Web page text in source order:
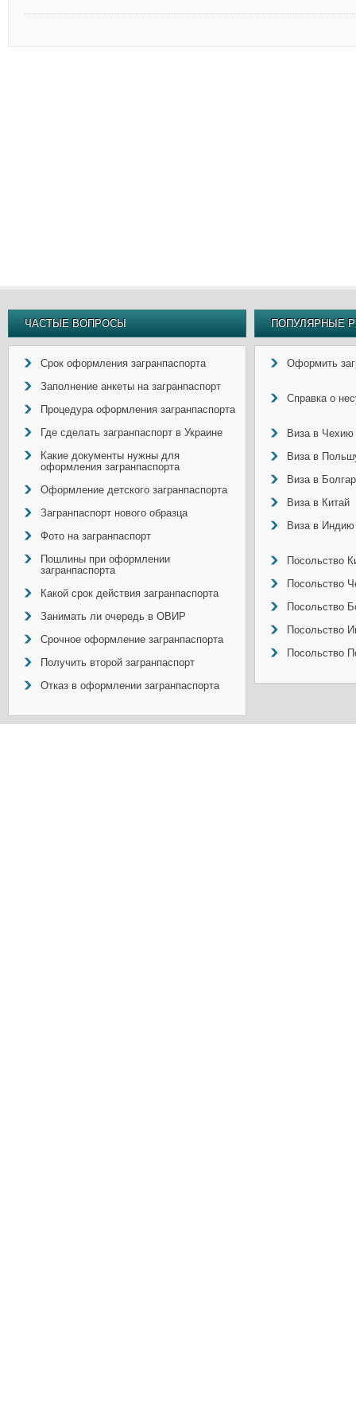
ЧАСТЫЕ ВОПРОСЫ
Срок оформления загранпаспорта
Заполнение анкеты на загранпаспорт
Процедура оформления загранпаспорта
Где сделать загранпаспорт в Украине
Какие документы нужны для
оформления загранпаспорта
Оформление детского загранпаспорта
Загранпаспорт нового образца
Фото на загранпаспорт
Пошлины при оформлении
загранпаспорта
Какой срок действия загранпаспорта
Занимать ли очередь в ОВИР
Срочное оформление загранпаспорта
Получить второй загранпаспорт
Отказ в оформлении загранпаспорта
ПОПУЛЯРНЫЕ
Оформить
Справка о
Виза в Чехию
Виза в
Виза в
Виза в Китай
Виза в Индию
Посольство
Посольство
Посольство
Посольство
Посольство